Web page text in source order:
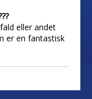
eller andet
er en fantastisk